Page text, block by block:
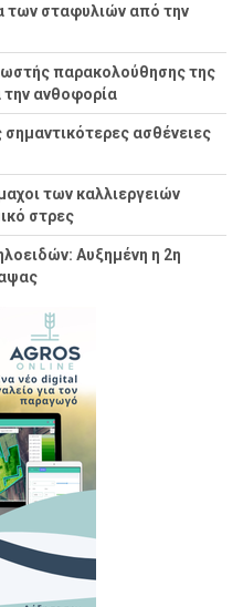
των σταφυλιών από την
παρακολούθησης της
την ανθοφορία
σημαντικότερες ασθένειες
των καλλιεργειών
στρες
Αυξημένη η 2η